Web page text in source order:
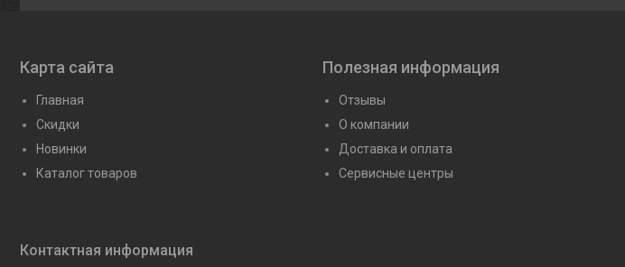
Карта сайта
Главная
Скидки
Новинки
Каталог товаров
Полезная информация
Отзывы
О компании
Доставка и оплата
Сервисные центры